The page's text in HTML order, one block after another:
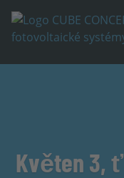
Květen 3, ť